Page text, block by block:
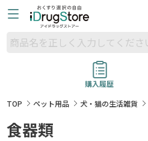
購入履歴
TOP
ペット用品 犬・猫の生活雑貨
食器類